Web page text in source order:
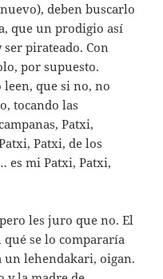
deben buscarlo
que un prodigio así
ser pirateado. Con
por supuesto.
que si no, no
tocando las
Patxi,
Patxi, de los
es mi Patxi, Patxi,
les juro que no. El
qué se lo compararía
un lehendakari, oigan.